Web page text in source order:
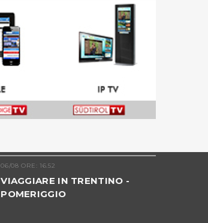
06/08 ORE: 16.52
VIAGGIARE IN TRENTINO -
POMERIGGIO